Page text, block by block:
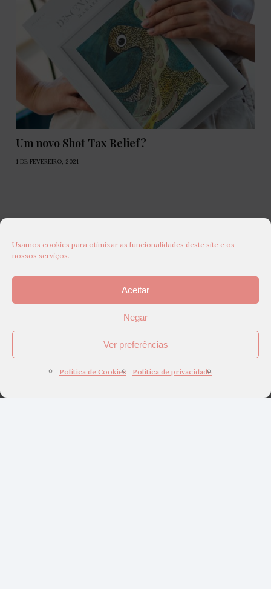
Usamos cookies para otimizar as funcionalidades deste site e os
nossos serviços.
Aceitar
Negar
Ver preferências
Política de Cookies Política de privacidade
Um novo Shot Tax Relief?
1 DE FEVEREIRO, 2021